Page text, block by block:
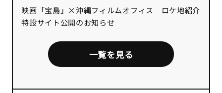
映画「宝島」×沖縄フィルムオフィス ロケ地紹介
特設サイト公開のお知らせ
一覧を見る